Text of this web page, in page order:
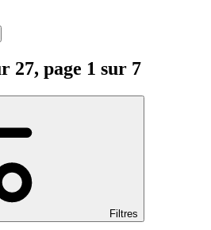
27, page 1 sur 7
Filtres